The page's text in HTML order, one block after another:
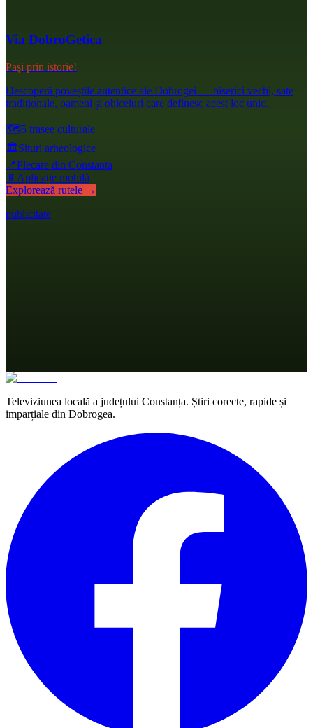
Via DobroGetica
Pași prin istorie!
Descoperă poveștile autentice ale Dobrogei — biserici vechi, sate
tradiționale, oameni și obiceiuri care definesc acest loc unic.
🗺️5 trasee culturale
🏛️Situri arheologice
📍Plecare din Constanța
📱 Aplicație mobilă
Explorează rutele →
publicitate
Televiziunea locală a județului Constanța. Știri corecte, rapide și
imparțiale din Dobrogea.